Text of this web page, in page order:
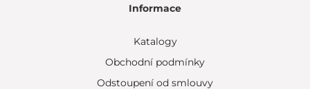
Informace
Katalogy
Obchodní podmínky
Odstoupení od smlouvy